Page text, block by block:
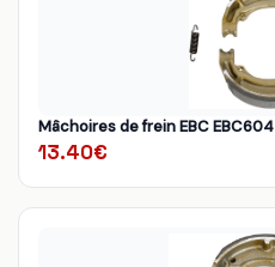
Mâchoires de frein EBC EBC604
13.40€